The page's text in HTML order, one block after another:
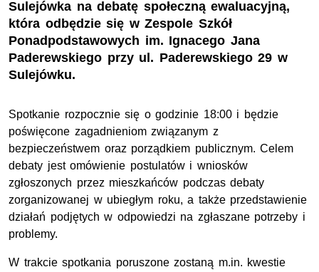
Sulejówka na debatę społeczną ewaluacyjną,
która odbędzie się w Zespole Szkół
Ponadpodstawowych im. Ignacego Jana
Paderewskiego przy ul. Paderewskiego 29 w
Sulejówku.
Spotkanie rozpocznie się o godzinie 18:00 i będzie
poświęcone zagadnieniom związanym z
bezpieczeństwem oraz porządkiem publicznym. Celem
debaty jest omówienie postulatów i wniosków
zgłoszonych przez mieszkańców podczas debaty
zorganizowanej w ubiegłym roku, a także przedstawienie
działań podjętych w odpowiedzi na zgłaszane potrzeby i
problemy.
W trakcie spotkania poruszone zostaną m.in. kwestie